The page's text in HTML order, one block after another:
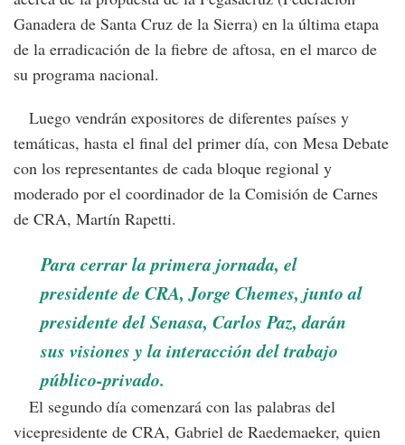
Ganadera de Santa Cruz de la Sierra) en la última etapa
de la erradicación de la fiebre de aftosa, en el marco de
su programa nacional.
Luego vendrán expositores de diferentes países y
temáticas, hasta el final del primer día, con Mesa Debate
con los representantes de cada bloque regional y
moderado por el coordinador de la Comisión de Carnes
de CRA, Martín Rapetti.
Para cerrar la primera jornada, el
presidente de CRA, Jorge Chemes, junto al
presidente del Senasa, Carlos Paz, darán
sus visiones y la interacción del trabajo
público-privado.
El segundo día comenzará con las palabras del
vicepresidente de CRA, Gabriel de Raedemaeker, quien